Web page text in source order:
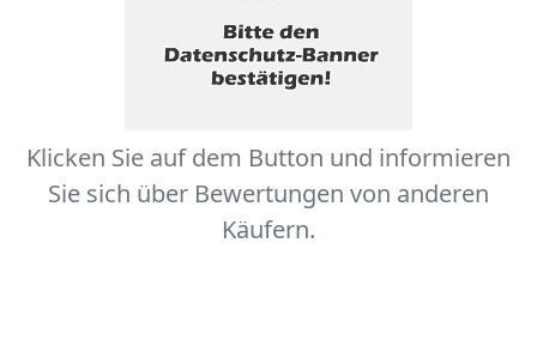
Klicken Sie auf dem Button und informieren
Sie sich über Bewertungen von anderen
Käufern.